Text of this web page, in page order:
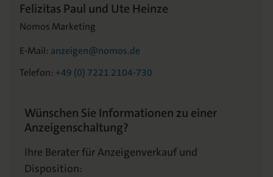
Felizitas Paul und Ute Heinze
Nomos Marketing
E-Mail: anzeigen@nomos.de
Telefon: +49 (0) 7221 2104-730
Wünschen Sie Informationen zu einer
Anzeigenschaltung?
Ihre Berater für Anzeigenverkauf und
Disposition: